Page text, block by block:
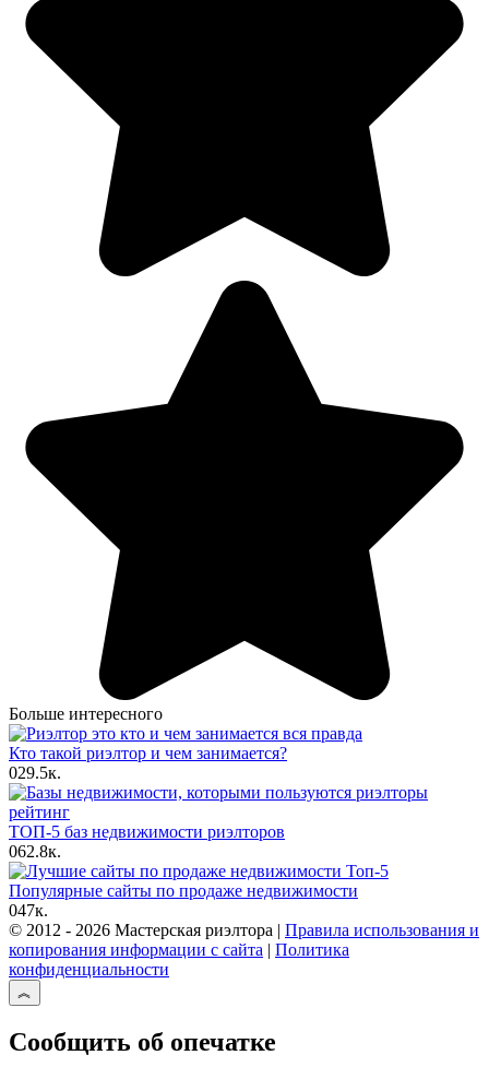
Больше интересного
Кто такой риэлтор и чем занимается?
029.5к.
ТОП-5 баз недвижимости риэлторов
062.8к.
Популярные сайты по продаже недвижимости
047к.
© 2012 - 2026 Мастерская риэлтора | Правила использования и
копирования информации с сайта | Политика
конфиденциальности
Сообщить об опечатке